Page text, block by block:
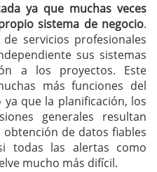
ya que muchas veces
sistema de negocio.
servicios profesionales
sus sistemas
a los proyectos. Este
más funciones del
que la planificación, los
generales resultan
de datos fiables
todas las alertas como
mucho más difícil.